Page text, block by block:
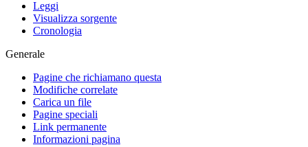
Leggi
Visualizza sorgente
Cronologia
Generale
Pagine che richiamano questa
Modifiche correlate
Carica un file
Pagine speciali
Link permanente
Informazioni pagina